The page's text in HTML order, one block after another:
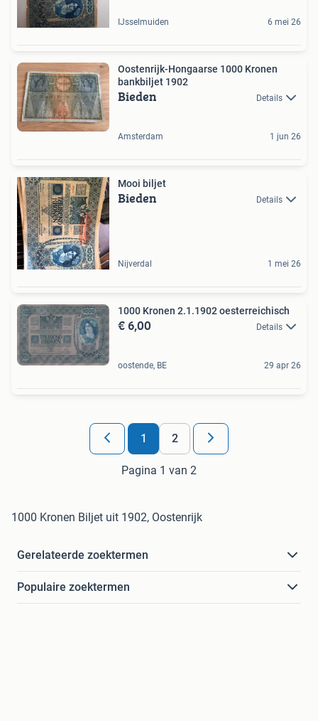
IJsselmuiden 6 mei 26
Oostenrijk-Hongaarse 1000 Kronen
bankbiljet 1902
Bieden Details
Amsterdam 1 jun 26
Mooi biljet
Bieden Details
Nijverdal 1 mei 26
1000 Kronen 2.1.1902 oesterreichisch
€ 6,00 Details
oostende, BE 29 apr 26
1 2
Pagina 1 van 2
1000 Kronen Biljet uit 1902, Oostenrijk
Gerelateerde zoektermen
Populaire zoektermen